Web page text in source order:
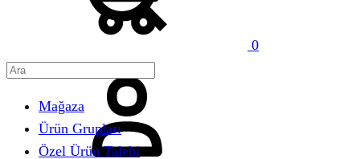
0
Mağaza
Ürün Grupları
Özel Ürün Talebi